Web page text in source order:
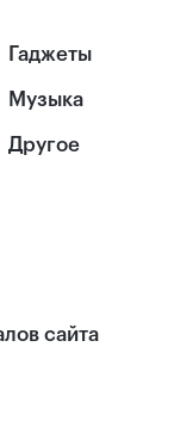
Гаджеты
Музыка
Другое
сайта